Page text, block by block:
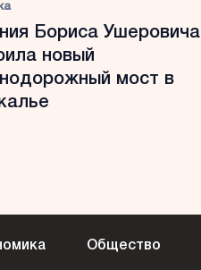
Бориса Ушеровича
новый
мост в
Общество